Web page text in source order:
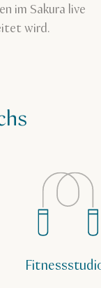
im Sakura live
wird.